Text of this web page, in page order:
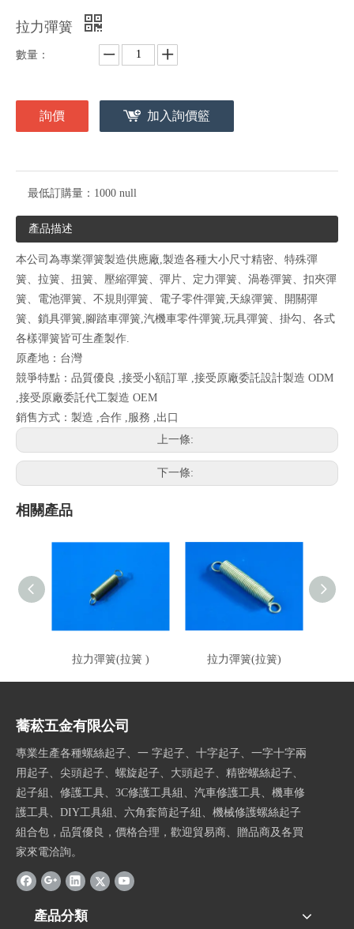
拉力彈簧
數量：
詢價 加入詢價籃
最低訂購量： 1000 null
產品描述
本公司為專業彈簧製造供應廠,製造各種大小尺寸精密、特殊彈
簧、拉簧、扭簧、壓縮彈簧、彈片、定力彈簧、渦卷彈簧、扣夾彈
簧、電池彈簧、不規則彈簧、電子零件彈簧,天線彈簧、開關彈
簧、鎖具彈簧,腳踏車彈簧,汽機車零件彈簧,玩具彈簧、掛勾、各式
各樣彈簧皆可生產製作.
原產地：台灣
競爭特點：品質優良 ,接受小額訂單 ,接受原廠委託設計製造 ODM
,接受原廠委託代工製造 OEM
銷售方式：製造 ,合作 ,服務 ,出口
上一條:
下一條:
相關產品
拉力彈簧(拉簧 ) 拉力彈簧(拉簧)
蕎菘五金有限公司
專業生產各種螺絲起子、一 字起子、十字起子、一字十字兩
用起子、尖頭起子、螺旋起子、大頭起子、精密螺絲起子、
起子組、修護工具、3C修護工具組、汽車修護工具、機車修
護工具、DIY工具組、六角套筒起子組、機械修護螺絲起子
組合包，品質優良，價格合理，歡迎貿易商、贈品商及各買
家來電洽詢。
產品分類